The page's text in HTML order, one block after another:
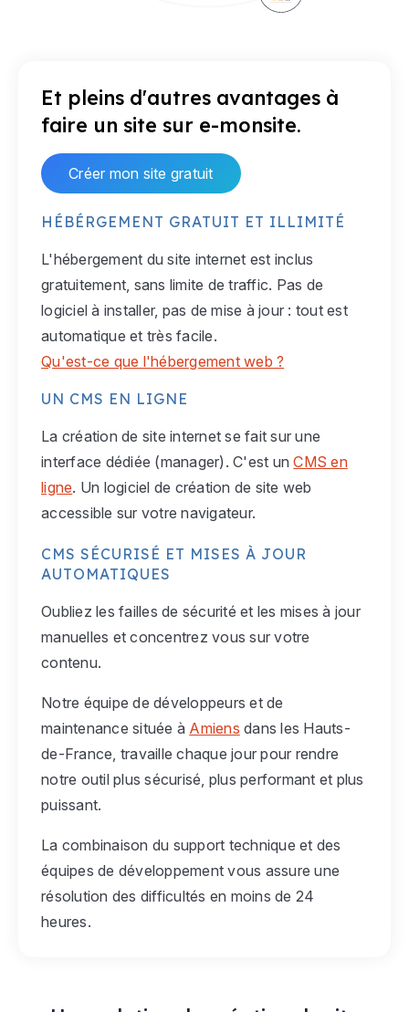
Et pleins d'autres avantages à
faire un site sur e-monsite.
Créer mon site gratuit
HÉBÉRGEMENT GRATUIT ET ILLIMITÉ
L'hébergement du site internet est inclus
gratuitement, sans limite de traffic. Pas de
logiciel à installer, pas de mise à jour : tout est
automatique et très facile.
Qu'est-ce que l'hébergement web ?
UN CMS EN LIGNE
La création de site internet se fait sur une
interface dédiée (manager). C'est unCMS en
ligne. Un logiciel de création de site web
accessible sur votre navigateur.
CMS SÉCURISÉ ET MISES À JOUR
AUTOMATIQUES
Oubliez les failles de sécurité et les mises à jour
manuelles et concentrez vous sur votre
contenu.
Notre équipe de développeurs et de
maintenance située à Amiens dans les Hauts-
de-France, travaille chaque jour pour rendre
notre outil plus sécurisé, plus performant et plus
puissant.
La combinaison du support technique et des
équipes de développement vous assure une
résolution des difficultés en moins de 24
heures.